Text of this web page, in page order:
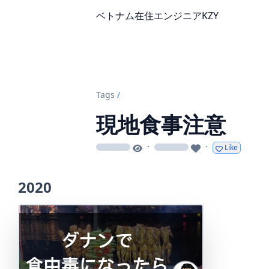
ベトナム在住エンジニアKZY
Tags /
現地食事注意
loading · loading · Like
2020